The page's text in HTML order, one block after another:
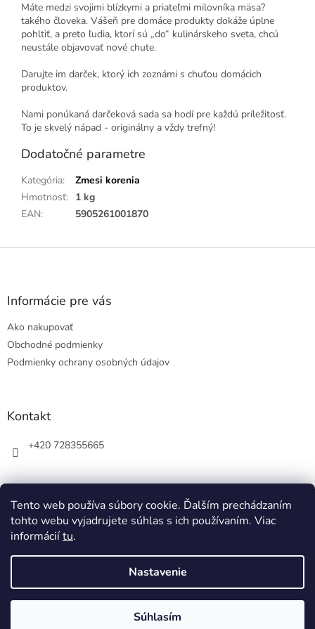
Tento web používa súbory cookie. Ďalším prechádzaním
tohto webu vyjadrujete súhlas s ich používaním. Viac
informáciítu.
Nastavenie
Súhlasím
Máte medzi svojimi blízkymi a priateľmi milovníka mäsa?️
takého človeka. Vášeň pre domáce produkty dokáže úplne
pohltiť, a preto ľudia, ktorí sú „do“ kulinárskeho sveta, chcú
neustále objavovať nové chute.
Darujte im darček, ktorý ich zoznámi s chuťou domácich
produktov.
Nami ponúkaná darčeková sada sa hodí pre každú príležitosť.
To je skvelý nápad - originálny a vždy trefný!
Dodatočné parametre
Kategória:
Zmesi korenia
Hmotnosť: 1 kg
EAN: 5905261001870
Z
Informácie pre vás
Ako nakupovať
Obchodné podmienky
Podmienky ochrany osobných údajov
Kontakt
+420 728355665
Vytvoril Shoptet
Ziner. Všetky práva vyhradené.